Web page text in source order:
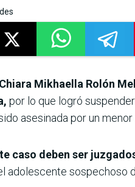
Mikhaella Rolón
por lo que logró
asesinada por un
caso deben ser
adolescente sospechoso